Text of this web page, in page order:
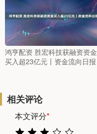
鸿亨配资 胜宏科技获融资资金
买入超23亿元丨资金流向日报
相关评论
本文评分*